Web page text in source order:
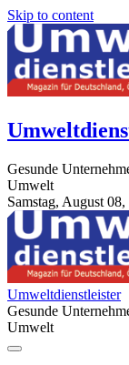
Skip to content
Gesunde
Umwelt
Samstag, August
Umweltdienstleister
Gesunde
Umwelt